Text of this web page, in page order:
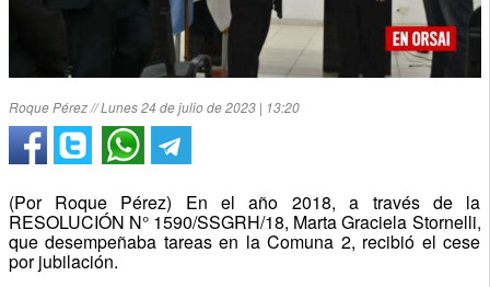
Roque Pérez // Lunes 24 de julio de 2023 | 13:20
(Por Roque Pérez) En el año 2018, a través de la
RESOLUCIÓN N° 1590/SSGRH/18, Marta Graciela Stornelli,
que desempeñaba tareas en la Comuna 2, recibió el cese
por jubilación.